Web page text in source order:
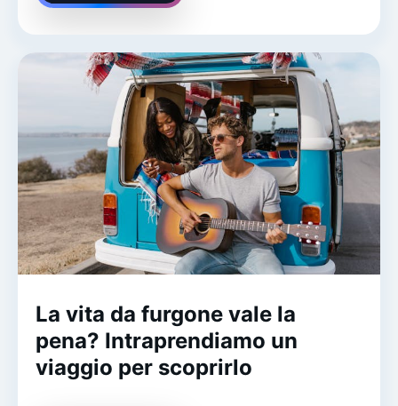
La vita da furgone vale la
pena? Intraprendiamo un
viaggio per scoprirlo